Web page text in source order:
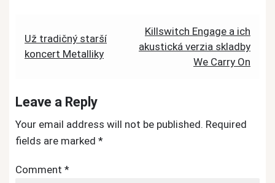
Post
navigation
Už tradičný starší
koncert Metalliky
Killswitch Engage a ich
akustická verzia skladby
We Carry On
Leave a Reply
Your email address will not be published. Required
fields are marked *
Comment *